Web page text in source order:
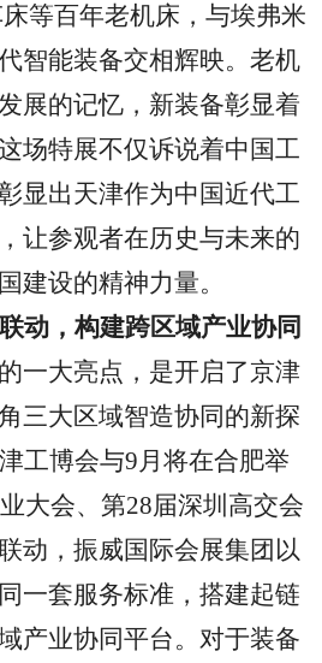
等百年老机床，与埃弗米
智能装备交相辉映。老机
展的记忆，新装备彰显着
场特展不仅诉说着中国工
显出天津作为中国近代工
让参观者在历史与未来的
建设的精神力量。
动，构建跨区域产业协同
一大亮点，是开启了京津
三大区域智造协同的新探
工博会与9月将在合肥举
大会、第28届深圳高交会
动，振威国际会展集团以
一套服务标准，搭建起链
产业协同平台。对于装备